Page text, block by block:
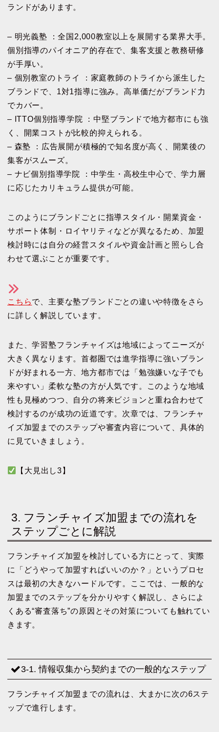
ランドがあります。
– 明光義塾 ：全国2,000教室以上を展開する業界大手。
個別指導のパイオニア的存在で、集客支援と教務研修
が手厚い。
– 個別教室のトライ ：家庭教師のトライから派生した
ブランドで、1対1指導に強み。高単価だがブランド力
でカバー。
– ITTO個別指導学院 ：中堅ブランドで地方都市にも強
く、開業コストが比較的抑えられる。
– 森塾 ：広告展開が積極的で知名度が高く、開業後の
集客がスムーズ。
– ナビ個別指導学院 ：中学生・高校生中心で、学力層
に応じたカリキュラム提供が可能。
このようにブランドごとに指導スタイル・開業資金・
サポート体制・ロイヤリティなどが異なるため、加盟
検討時には自分の経営スタイルや資金計画と照らし合
わせて選ぶことが重要です。
こちらで、主要な塾ブランドごとの違いや特徴をさら
に詳しく解説しています。
また、学習塾フランチャイズは地域によってニーズが
大きく異なります。首都圏では進学指導に強いブラン
ドが好まれる一方、地方都市では「勉強嫌いな子でも
来やすい」柔軟な塾の方が人気です。このような地域
性も見極めつつ、自分の将来ビジョンと重ね合わせて
検討するのが成功の近道です。次章では、フランチャ
イズ加盟までのステップや審査内容について、具体的
に見ていきましょう。
【大見出し3】
3. フランチャイズ加盟までの流れを
ステップごとに解説
フランチャイズ加盟を検討している方にとって、実際
に「どうやって加盟すればいいのか？」というプロセ
スは最初の大きなハードルです。ここでは、一般的な
加盟までのステップを分かりやすく解説し、さらによ
くある“審査落ち”の原因とその対策についても触れてい
きます。
3-1. 情報収集から契約までの一般的なステップ
フランチャイズ加盟までの流れは、大まかに次の6ステ
ップで進行します。